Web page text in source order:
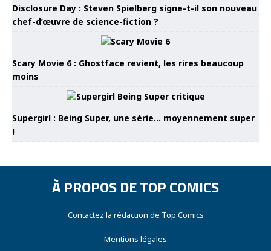
Disclosure Day : Steven Spielberg signe-t-il son nouveau
chef-d’œuvre de science-fiction ?
Scary Movie 6 : Ghostface revient, les rires beaucoup
moins
Supergirl : Being Super, une série… moyennement super
!
À PROPOS DE TOP COMICS
Contactez la rédaction de Top Comics
Mentions légales